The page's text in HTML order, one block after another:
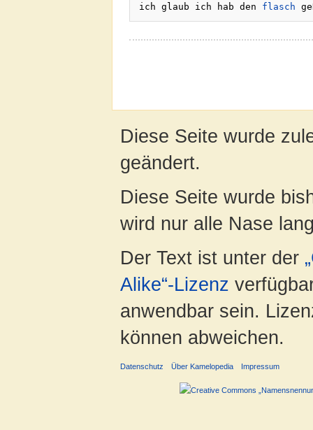
ich glaub ich hab den flasch
Diese Seite wurde
geändert.
Diese Seite wurde
wird nur alle Nase
Der Text ist unter der
Alike“-Lizenz
anwendbar sein.
können abweichen.
Datenschutz Über Kamelopedia Impressum